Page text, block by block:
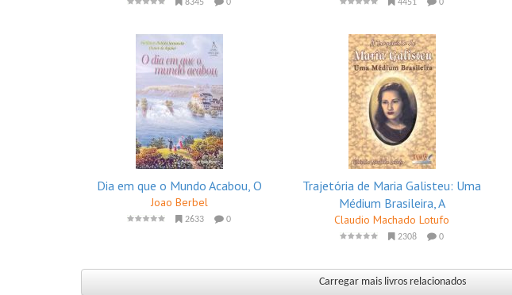
8345 0 4451 0
Dia em que o Mundo Acabou, O
Joao Berbel
2633 0
Trajetória de Maria Galisteu: Uma
Médium Brasileira, A
Claudio Machado Lotufo
2308 0
Carregar mais livros relacionados